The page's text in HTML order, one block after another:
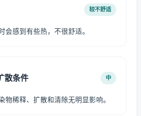
较不舒适
会感到有些热，不很舒适。
散条件 中
物稀释、扩散和清除无明显影响。